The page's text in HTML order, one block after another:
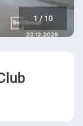
1 / 10